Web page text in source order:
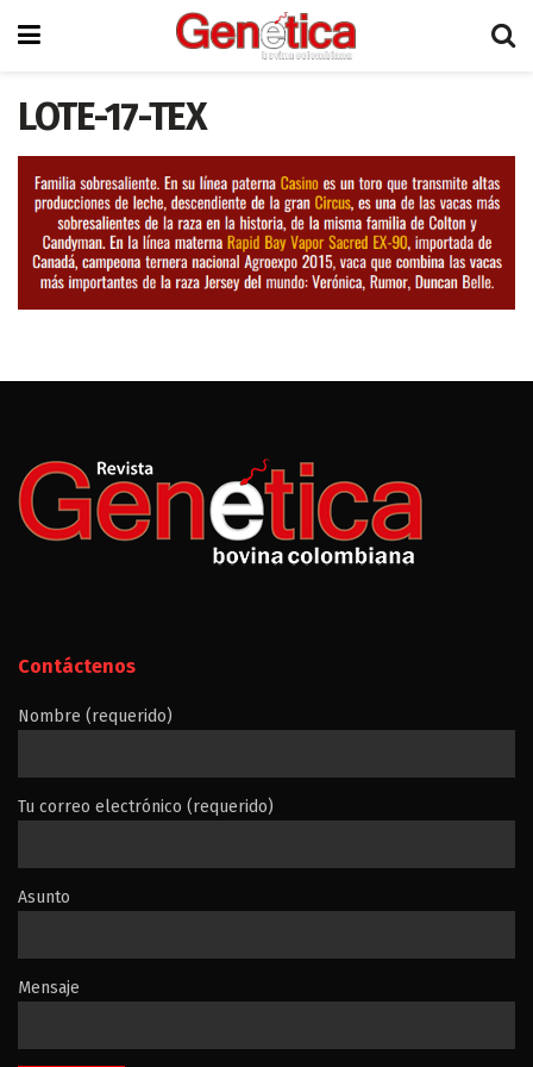
LOTE-17-TEX
Contáctenos
Nombre (requerido)
Tu correo electrónico (requerido)
Asunto
Mensaje